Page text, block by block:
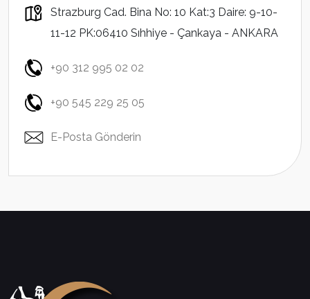
Strazburg Cad. Bina No: 10 Kat:3 Daire: 9-10-
11-12 PK:06410 Sıhhiye - Çankaya - ANKARA
+90 312 995 02 02
+90 545 229 25 05
E-Posta Gönderin